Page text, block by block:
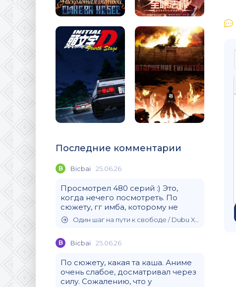
Последние комментарии
B Bicbai 25.06.26
Просмотрел 480 серий :) Это,
когда нечего посмотреть. По
сюжету, гг имба, которому не
Один шаг на пути к свободе / Dubu Xiaoyao (2020)
B Bicbai 25.06.26
По сюжету, какая та каша. Аниме
очень слабое, досматривал через
силу. Сожалению, что у